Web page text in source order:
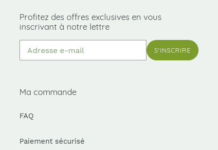
Profitez des offres exclusives en vous
inscrivant à notre lettre
S'INSCRIRE
Ma commande
FAQ
Paiement sécurisé